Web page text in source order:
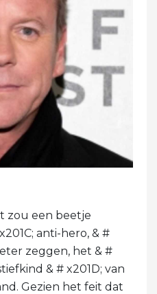
zou een beetje
anti-hero, & #
zeggen, het & #
& # x201D; van
Gezien het feit dat